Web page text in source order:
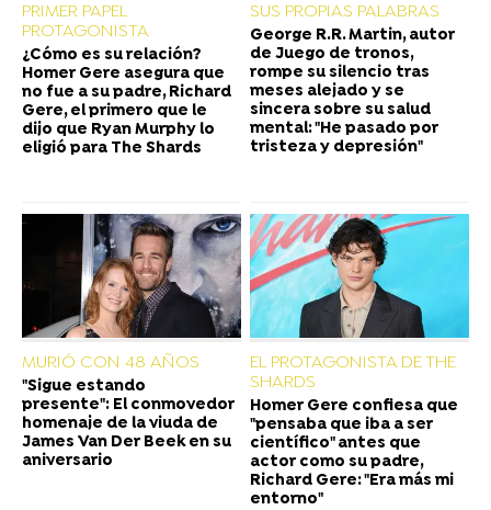
PRIMER PAPEL
PROTAGONISTA
¿Cómo es su relación?
Homer Gere asegura que
no fue a su padre, Richard
Gere, el primero que le
dijo que Ryan Murphy lo
eligió para The Shards
SUS PROPIAS PALABRAS
George R.R. Martin, autor
de Juego de tronos,
rompe su silencio tras
meses alejado y se
sincera sobre su salud
mental: "He pasado por
tristeza y depresión"
MURIÓ CON 48 AÑOS
"Sigue estando
presente": El conmovedor
homenaje de la viuda de
James Van Der Beek en su
aniversario
EL PROTAGONISTA DE THE
SHARDS
Homer Gere confiesa que
"pensaba que iba a ser
científico" antes que
actor como su padre,
Richard Gere: "Era más mi
entorno"